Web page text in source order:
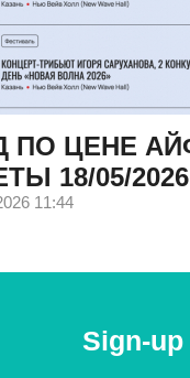
ПО ЦЕНЕ
18/05/
11:44
Sign-